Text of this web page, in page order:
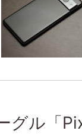
グル「